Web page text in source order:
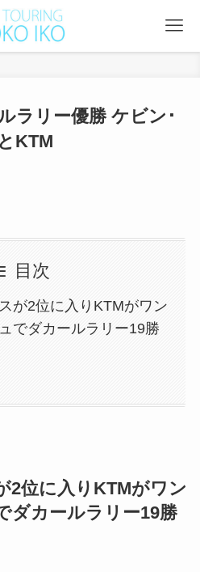
ラリー優勝 ケビン･
KTM
目次
が2位に入りKTMがワン
でダカールラリー19勝
2位に入りKTMがワン
ダカールラリー19勝